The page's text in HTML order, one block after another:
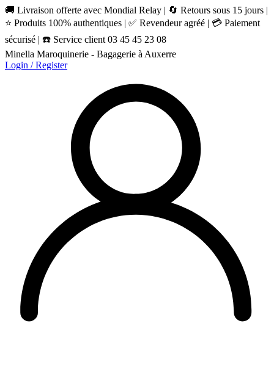
🚚 Livraison offerte avec Mondial Relay | 🔄 Retours sous 15 jours |
⭐ Produits 100% authentiques | ✅ Revendeur agréé | 💳 Paiement
sécurisé | ☎️ Service client 03 45 45 23 08
Minella Maroquinerie - Bagagerie à Auxerre
Login / Register